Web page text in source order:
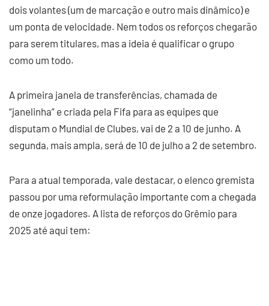
dois volantes (um de marcação e outro mais dinâmico) e
um ponta de velocidade. Nem todos os reforços chegarão
para serem titulares, mas a ideia é qualificar o grupo
como um todo.
A primeira janela de transferências, chamada de
“janelinha” e criada pela Fifa para as equipes que
disputam o Mundial de Clubes, vai de 2 a 10 de junho. A
segunda, mais ampla, será de 10 de julho a 2 de setembro.
Para a atual temporada, vale destacar, o elenco gremista
passou por uma reformulação importante com a chegada
de onze jogadores. A lista de reforços do Grêmio para
2025 até aqui tem: